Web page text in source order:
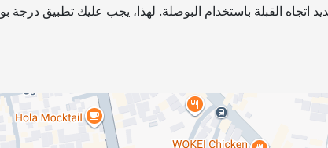
اتجاه القبلة باستخدام البوصلة. لهذا، يجب عليك تطبيق